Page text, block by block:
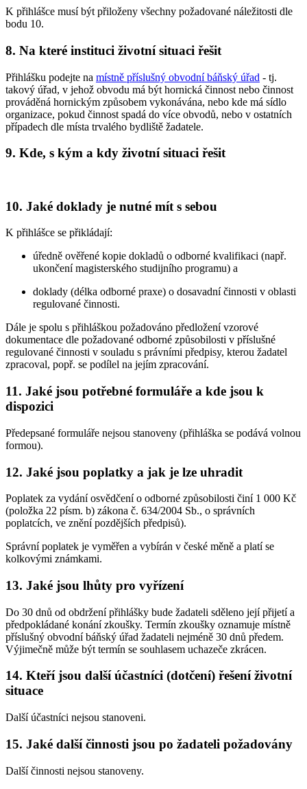
K přihlášce musí být přiloženy všechny požadované náležitosti dle
bodu 10.
8. Na které instituci životní situaci řešit
Přihlášku podejte na místně příslušný obvodní báňský úřad - tj.
takový úřad, v jehož obvodu má být hornická činnost nebo činnost
prováděná hornickým způsobem vykonávána, nebo kde má sídlo
organizace, pokud činnost spadá do více obvodů, nebo v ostatních
případech dle místa trvalého bydliště žadatele.
9. Kde, s kým a kdy životní situaci řešit
10. Jaké doklady je nutné mít s sebou
K přihlášce se přikládají:
úředně ověřené kopie dokladů o odborné kvalifikaci (např.
ukončení magisterského studijního programu) a
doklady (délka odborné praxe) o dosavadní činnosti v oblasti
regulované činnosti.
Dále je spolu s přihláškou požadováno předložení vzorové
dokumentace dle požadované odborné způsobilosti v příslušné
regulované činnosti v souladu s právními předpisy, kterou žadatel
zpracoval, popř. se podílel na jejím zpracování.
11. Jaké jsou potřebné formuláře a kde jsou k
dispozici
Předepsané formuláře nejsou stanoveny (přihláška se podává volnou
formou).
12. Jaké jsou poplatky a jak je lze uhradit
Poplatek za vydání osvědčení o odborné způsobilosti činí 1 000 Kč
(položka 22 písm. b) zákona č. 634/2004 Sb., o správních
poplatcích, ve znění pozdějších předpisů).
Správní poplatek je vyměřen a vybírán v české měně a platí se
kolkovými známkami.
13. Jaké jsou lhůty pro vyřízení
Do 30 dnů od obdržení přihlášky bude žadateli sděleno její přijetí a
předpokládané konání zkoušky. Termín zkoušky oznamuje místně
příslušný obvodní báňský úřad žadateli nejméně 30 dnů předem.
Výjimečně může být termín se souhlasem uchazeče zkrácen.
14. Kteří jsou další účastníci (dotčení) řešení životní
situace
Další účastníci nejsou stanoveni.
15. Jaké další činnosti jsou po žadateli požadovány
Další činnosti nejsou stanoveny.